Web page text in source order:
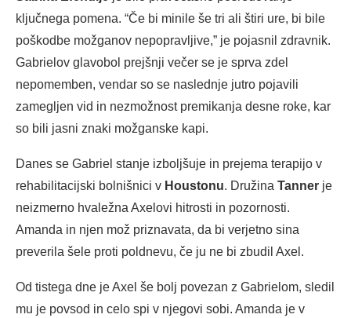
ključnega pomena. “Če bi minile še tri ali štiri ure, bi bile
poškodbe možganov nepopravljive,” je pojasnil zdravnik.
Gabrielov glavobol prejšnji večer se je sprva zdel
nepomemben, vendar so se naslednje jutro pojavili
zamegljen vid in nezmožnost premikanja desne roke, kar
so bili jasni znaki možganske kapi.
Danes se Gabriel stanje izboljšuje in prejema terapijo v
rehabilitacijski bolnišnici v Houstonu. Družina Tanner je
neizmerno hvaležna Axelovi hitrosti in pozornosti.
Amanda in njen mož priznavata, da bi verjetno sina
preverila šele proti poldnevu, če ju ne bi zbudil Axel.
Od tistega dne je Axel še bolj povezan z Gabrielom, sledil
mu je povsod in celo spi v njegovi sobi. Amanda je v